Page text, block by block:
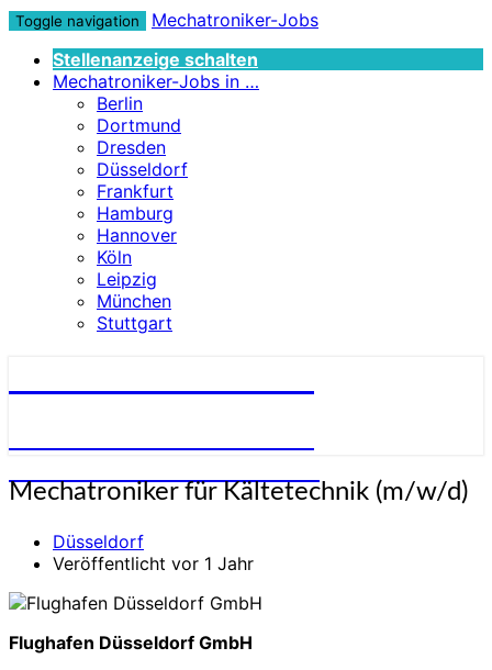
Toggle navigation
Mechatroniker-Jobs
Stellenanzeige schalten
Mechatroniker-Jobs in …
Berlin
Dortmund
Dresden
Düsseldorf
Frankfurt
Hamburg
Hannover
Köln
Leipzig
München
Stuttgart
Mechatroniker
Kältetechnik
(m/w/d)
Mechatroniker für Kältetechnik (m/w/d)
Düsseldorf
Veröffentlicht vor 1 Jahr
Flughafen Düsseldorf GmbH